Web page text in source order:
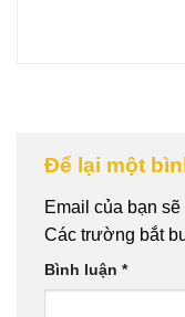
Để lại một
Email của bạn
Các trường bắt
Bình luận *